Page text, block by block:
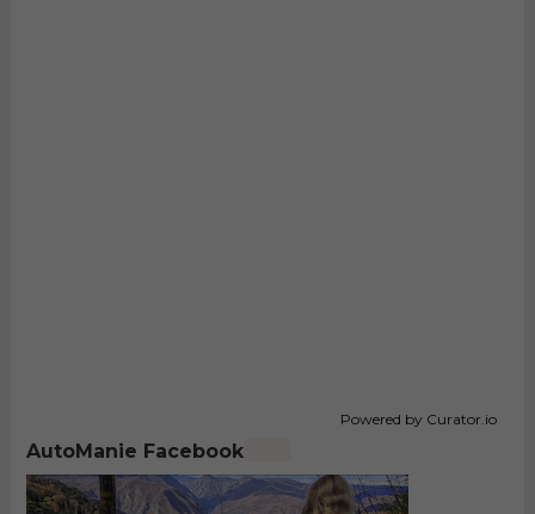
Powered by Curator.io
AutoManie Facebook